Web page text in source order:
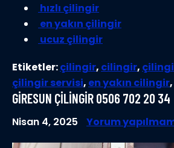
hızlı çilingir
en yakın çilingir
ucuz çilingir
Etiketler:çilingir, cilingir,
çilingir servisi, en yakın cilingir,
GIRESUN ÇILINGIR 0506 702 20 34
Nisan 4, 2025 Yorum